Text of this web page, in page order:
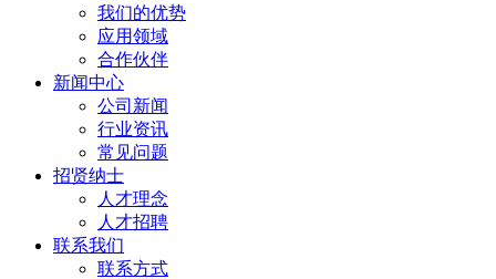
我们的优势
应用领域
合作伙伴
新闻中心
公司新闻
行业资讯
常见问题
招贤纳士
人才理念
人才招聘
联系我们
联系方式